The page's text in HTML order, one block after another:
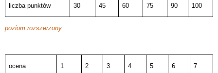
liczba punktów 30 45 60 75 90 100
poziom rozszerzony
ocena 1 2 3 4 5 6 7